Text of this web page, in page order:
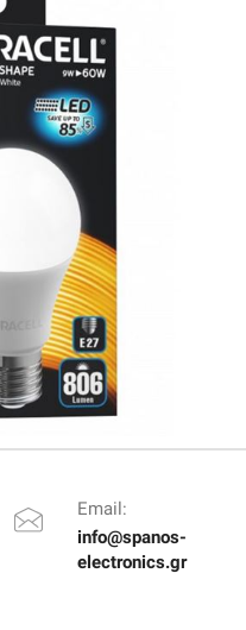
Email:
info@spanos-
electronics.gr